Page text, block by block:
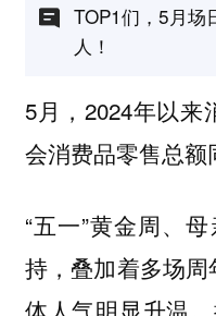
TOP1们，5月场
人！
5月，2024年以来
会消费品零售总额
“五一”黄金周、
持，叠加着多场